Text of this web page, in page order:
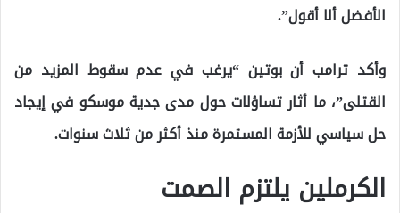
الأفضل ألا أقول”.
وأكد ترامب أن بوتين “يرغب في عدم سقوط المزيد من
القتلى”، ما أثار تساؤلات حول مدى جدية موسكو في إيجاد
حل سياسي للأزمة المستمرة منذ أكثر من ثلاث سنوات.
الكرملين يلتزم الصمت